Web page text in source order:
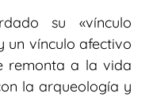
su «vínculo
un vínculo afectivo
remonta a la vida
la arqueología y